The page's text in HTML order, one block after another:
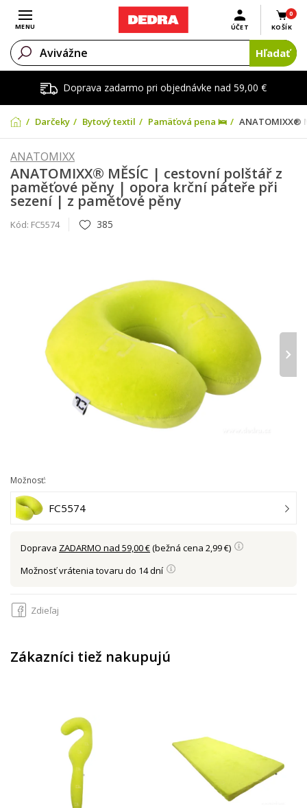
Doprava zadarmo pri objednávke nad 59,00 €
Otvoriť menu
MENU
0
KOŠÍK
ÚČET
Hľadať
Darčeky Bytový textil Pamäťová pena 🛌 ANATOMIXX®
ANATOMIXX
ANATOMIXX® MĚSÍC | cestovní polštář z
paměťové pěny | opora krční páteře při
sezení | z paměťové pěny
Kód: FC5574 385
›
Možnosť:
FC5574
Doprava ZADARMO nad 59,00 €(bežná cena 2,99 €)
Možnosť vrátenia tovaru do 14 dní
Zdieľaj
Zákazníci tiež nakupujú